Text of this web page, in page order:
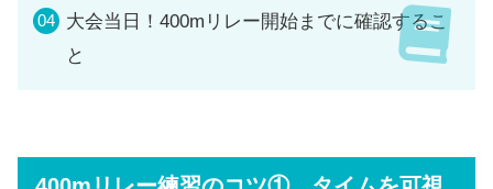
大会当日！400mリレー開始までに確認するこ
と